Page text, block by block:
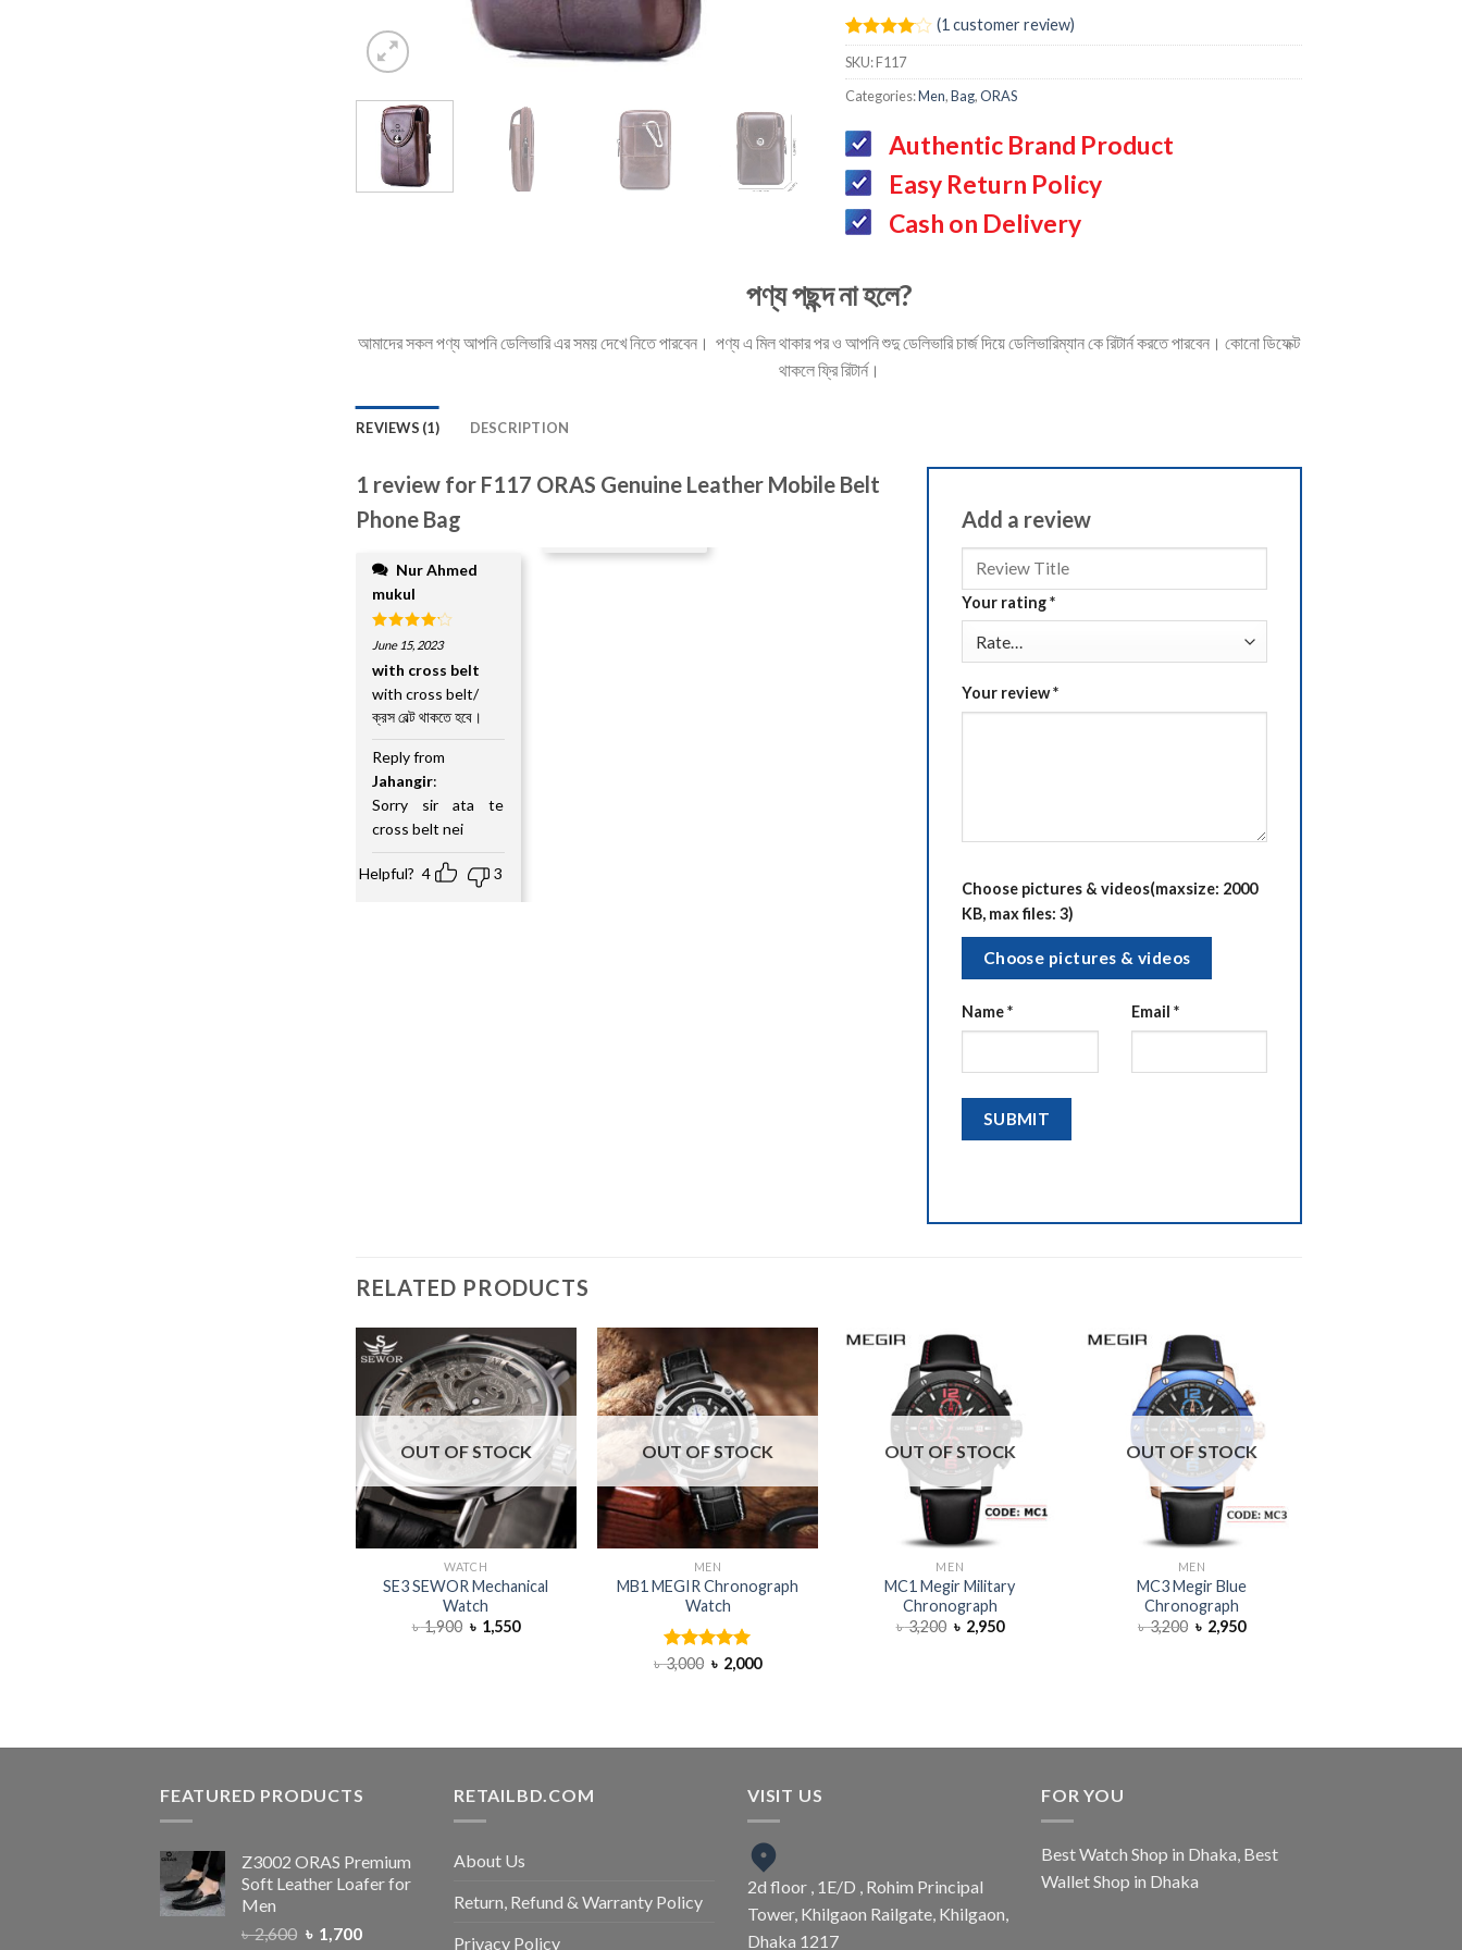
Rated
4.00out
of 5
based on
1
rating
(1 customer review)
SKU:F117
Categories:Men,Bag,ORAS
Authentic Brand Product
Easy Return Policy
Cash on Delivery
পণ্য পছন্দ না হলে?
আমাদের সকল পণ্য আপনি ডেলিভারি এর সময় দেখে নিতে পারবেন। পণ্য এ মিল থাকার পর ও আপনি শুদু ডেলিভারি চার্জ দিয়ে ডেলিভারিম্যান কে রিটার্ন করতে পারবেন। কোনো ডিফেক্ট
থাকলে ফ্রি রিটার্ন।
REVIEWS (1) DESCRIPTION
1 review for F117 ORAS Genuine Leather Mobile Belt
Phone Bag
Nur Ahmed
mukul
Rated4
out of 5
June 15, 2023
with cross belt
with cross belt/
ক্রস বেল্ট থাকতে হবে।
Reply from
Jahangir:
Sorry sir ata te
cross belt nei
Helpful? 4 3
Add a review
Your rating*
Your review*
Choose pictures & videos(maxsize: 2000
KB, max files: 3)
Choose pictures & videos
Name* Email *
RELATED PRODUCTS
OUT OF STOCK
WATCH
SE3 SEWOR Mechanical
Watch
৳1,900 ৳ 1,550
OUT OF STOCK
MEN
MB1 MEGIR Chronograph
Watch
Rated5.00
৳3,000 ৳ 2,000
OUT OF STOCK
MEN
MC1 Megir Military
Chronograph
৳3,200 ৳ 2,950
OUT OF STOCK
MEN
MC3 Megir Blue
Chronograph
৳3,200 ৳ 2,950
FEATURED PRODUCTS
Z3002 ORAS Premium
Soft Leather Loafer for
Men
৳2,600 ৳ 1,700
RETAILBD.COM
About Us
Return, Refund & Warranty Policy
Privacy Policy
VISIT US
2d floor , 1E/D , Rohim Principal
Tower, Khilgaon Railgate, Khilgaon,
Dhaka 1217
FOR YOU
Best Watch Shop in Dhaka, Best
Wallet Shop in Dhaka